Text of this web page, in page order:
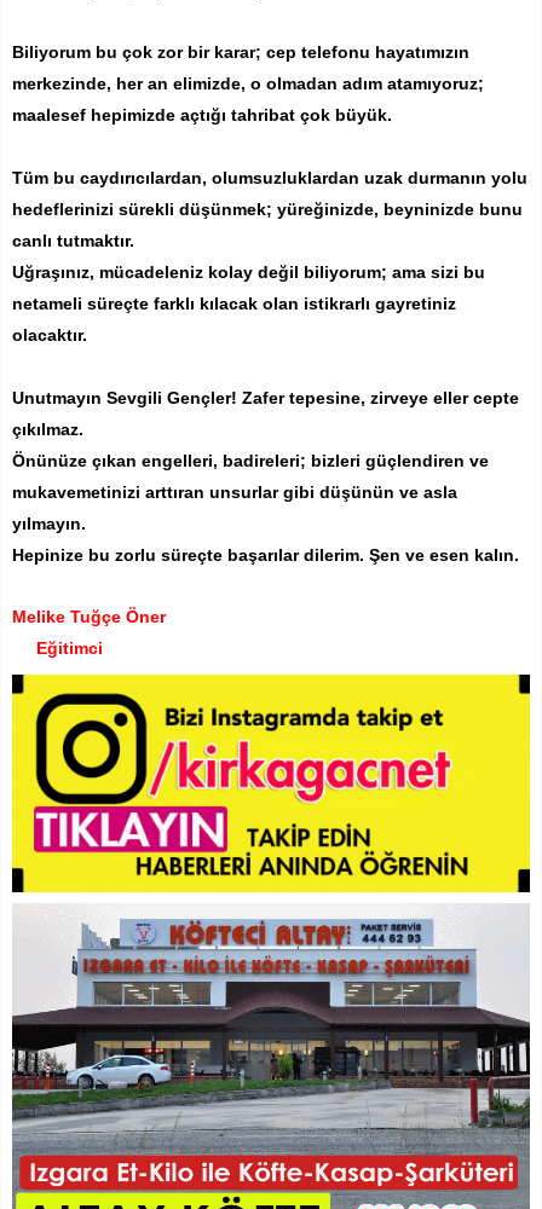
Biliyorum bu çok zor bir karar; cep telefonu hayatımızın
merkezinde, her an elimizde, o olmadan adım atamıyoruz;
maalesef hepimizde açtığı tahribat çok büyük.
Tüm bu caydırıcılardan, olumsuzluklardan uzak durmanın yolu
hedeflerinizi sürekli düşünmek; yüreğinizde, beyninizde bunu
canlı tutmaktır.
Uğraşınız, mücadeleniz kolay değil biliyorum; ama sizi bu
netameli süreçte farklı kılacak olan istikrarlı gayretiniz
olacaktır.
Unutmayın Sevgili Gençler! Zafer tepesine, zirveye eller cepte
çıkılmaz.
Önünüze çıkan engelleri, badireleri; bizleri güçlendiren ve
mukavemetinizi arttıran unsurlar gibi düşünün ve asla
yılmayın.
Hepinize bu zorlu süreçte başarılar dilerim. Şen ve esen kalın.
Melike Tuğçe Öner
Eğitimci